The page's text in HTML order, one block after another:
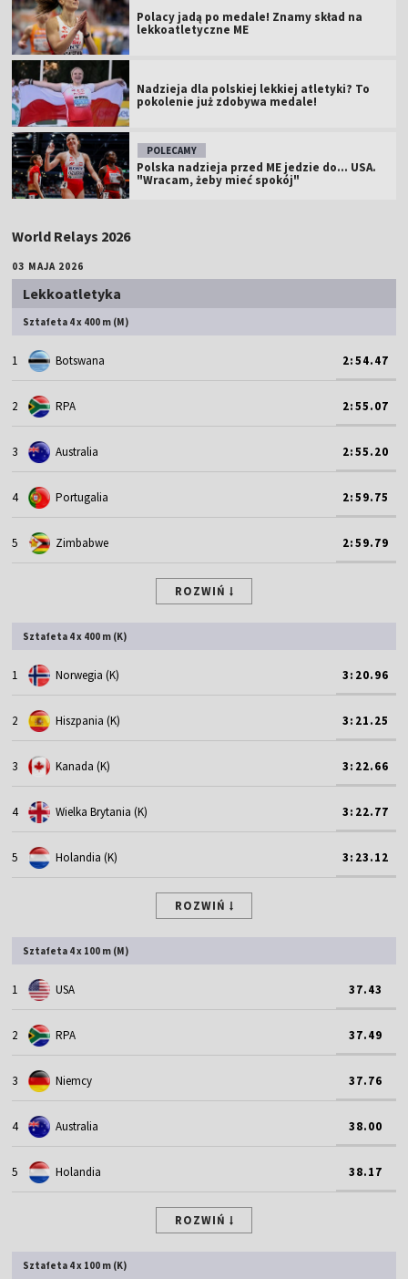
Polacy jadą po medale! Znamy skład na
lekkoatletyczne ME
Nadzieja dla polskiej lekkiej atletyki? To
pokolenie już zdobywa medale!
POLECAMY
Polska nadzieja przed ME jedzie do... USA.
"Wracam, żeby mieć spokój"
World Relays 2026
03 MAJA 2026
Lekkoatletyka
Sztafeta 4 x 400 m (M)
1 Botswana 2:54.47
2 RPA 2:55.07
3 Australia 2:55.20
4 Portugalia 2:59.75
5 Zimbabwe 2:59.79
ROZWIŃ
Sztafeta 4 x 400 m (K)
1 Norwegia (K) 3:20.96
2 Hiszpania (K) 3:21.25
3 Kanada (K) 3:22.66
4 Wielka Brytania (K) 3:22.77
5 Holandia (K) 3:23.12
ROZWIŃ
Sztafeta 4 x 100 m (M)
1 USA 37.43
2 RPA 37.49
3 Niemcy 37.76
4 Australia 38.00
5 Holandia 38.17
ROZWIŃ
Sztafeta 4 x 100 m (K)